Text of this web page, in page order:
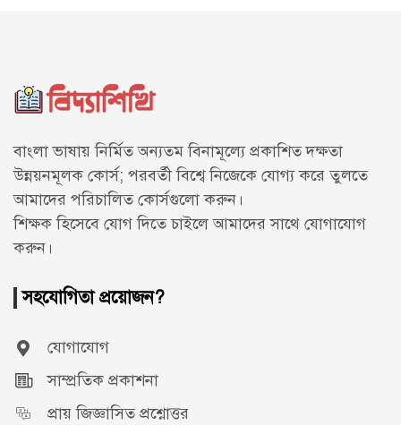
বাংলা ভাষায় নির্মিত অন্যতম বিনামূল্যে প্রকাশিত দক্ষতা
উন্নয়নমূলক কোর্স; পরবর্তী বিশ্বে নিজেকে যোগ্য করে তুলতে
আমাদের পরিচালিত কোর্সগুলো করুন।
শিক্ষক হিসেবে যোগ দিতে চাইলে আমাদের সাথে যোগাযোগ
করুন।
সহযোগিতা প্রয়োজন?
যোগাযোগ
সাম্প্রতিক প্রকাশনা
প্রায় জিজ্ঞাসিত প্রশ্নোত্তর